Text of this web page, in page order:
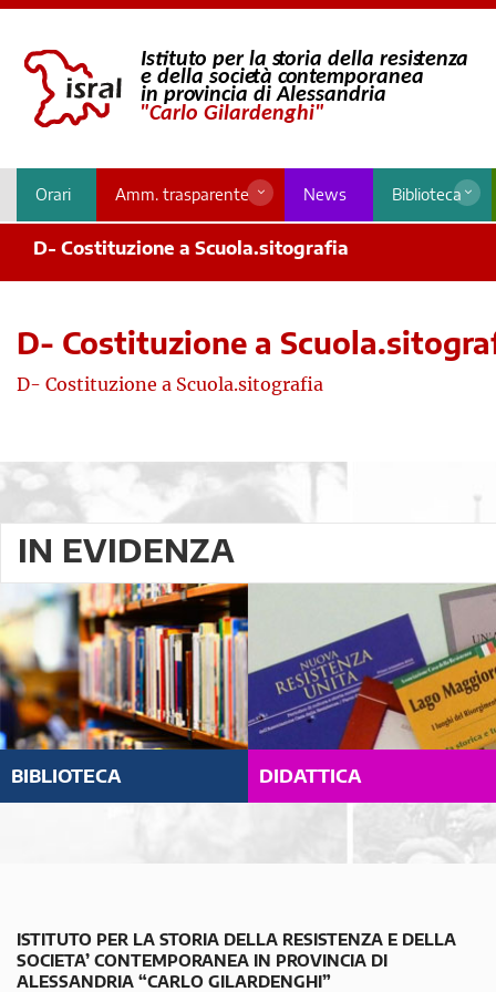
Orari Amm. trasparente News Biblioteca
D- Costituzione a Scuola.sitografia
D- Costituzione a
D- Costituzione a Scuola.sitografia
IN EVIDENZA
BIBLIOTECA DIDATTICA
ISTITUTO PER LA STORIA DELLA RESISTENZA E DELLA
SOCIETA’ CONTEMPORANEA IN PROVINCIA DI
ALESSANDRIA “CARLO GILARDENGHI”